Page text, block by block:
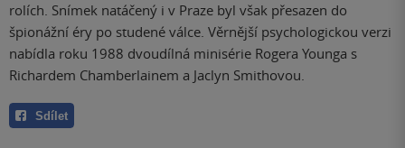
rolích. Snímek natáčený i v Praze byl však přesazen do
špionážní éry po studené válce. Věrnější psychologickou verzi
nabídla roku 1988 dvoudílná minisérie Rogera Younga s
Richardem Chamberlainem a Jaclyn Smithovou.
Sdílet